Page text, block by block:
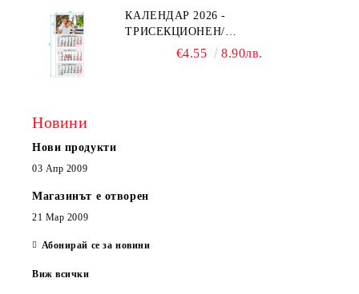
КАЛЕНДАР 2026 -
ТРИСЕКЦИОНЕН/
ЕДНОСЕКЦИОНЕН
€4.55 8.90лв.
Новини
Нови продукти
03 Апр 2009
Магазинът е отворен
21 Мар 2009
Абонирай се за новини
Виж всички